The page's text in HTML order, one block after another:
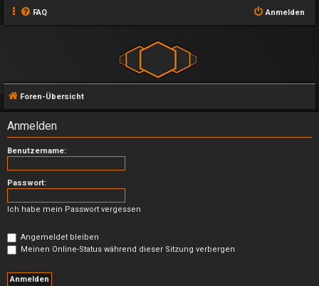
FAQ Anmelden
Foren-Übersicht
Anmelden
Benutzername:
Passwort:
Ich habe mein Passwort vergessen
Angemeldet bleiben
Meinen Online-Status während dieser Sitzung verbergen